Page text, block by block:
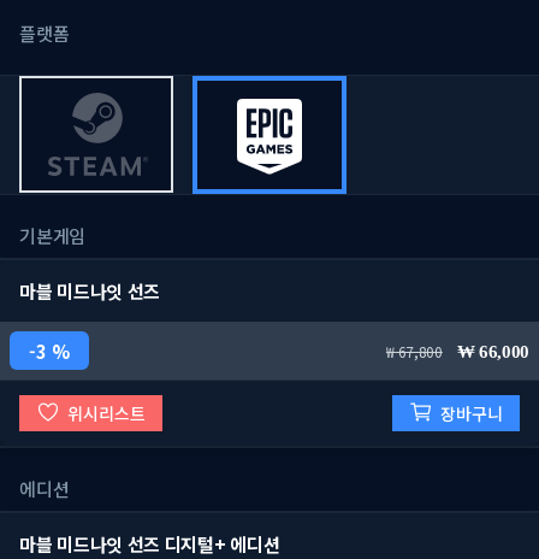
플랫폼
기본게임
마블 미드나잇 선즈
3 % 67,800 66,000
위시리스트 장바구니
에디션
마블 미드나잇 선즈 디지털+ 에디션